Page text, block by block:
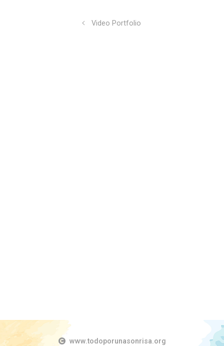
Video Portfolio
www.todoporunasonrisa.org